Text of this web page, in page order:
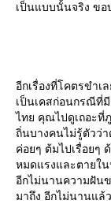
เป็นแบบนั้นจริง ขอ
อีกเรื่องที่โคตรขำเ
เป็นเคสก่อนกรณีที่
ไทย คุณไปดูเถอะที่
ถิ่นบางคนไม่รู้ตัวว่
ค่อยๆ ต้มไปเรื่อยๆ
หมดแรงและตายใ
อีกไม่นานความฝัน
มาถึง อีกไม่นานแล้